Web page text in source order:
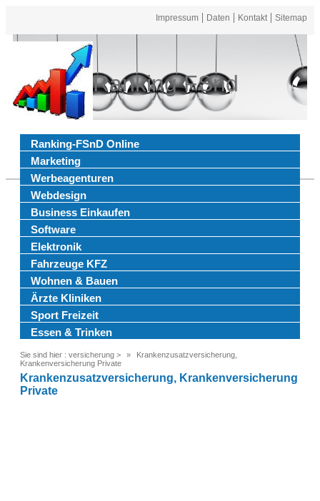
Impressum Daten Kontakt Sitemap
Ranking FSnd
Ranking-FSnD Online
Marketing
Werbeagenturen
Webdesign
Business Einkaufen
Software
Elektronik
Fahrzeuge KFZ
Wohnen & Bauen
Ärzte Kliniken
Sport Freizeit
Essen & Trinken
Sie sind hier : versicherung >
Krankenzusatzversicherung,
Krankenversicherung Private
Krankenzusatzversicherung, Krankenversicherung
Private